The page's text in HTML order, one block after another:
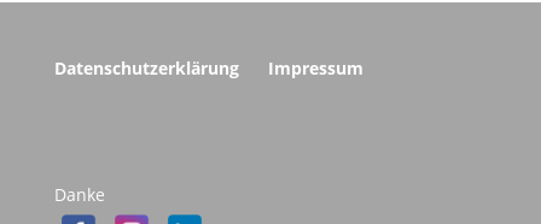
Datenschutzerklärung Impressum
Danke